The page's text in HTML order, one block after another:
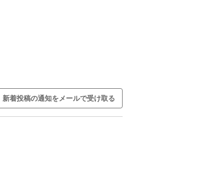
新着投稿の通知をメールで受け取る